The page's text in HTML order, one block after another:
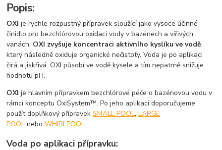
Popis:
OXI je rychle rozpustný přípravek sloužící jako vysoce účinné
činidlo pro bezchlórovou oxidaci vody v bazénech a vířivých
vanách. OXI zvyšuje koncentraci aktivního kyslíku ve vodě,
který následně oxiduje organické nečistoty. Voda je po aplikaci
čirá a jiskřivá. OXI působí ve vodě kysele a tím nepatrně snižuje
hodnotu pH.
OXI je hlavním přípravkem bezchlórové péče o bazénovou vodu v
rámci konceptu OxiSystem™. Po jeho aplikaci doporučujeme
použít doplňkový přípravekSMALL POOL,LARGE
POOL neboWHIRLPOOL.
Voda po aplikaci přípravku: